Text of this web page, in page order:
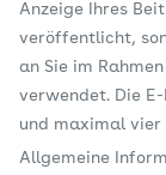
Anzeige Ihres
veröffentlicht,
an Sie im
verwendet. Die
und maximal vier
Allgemeine